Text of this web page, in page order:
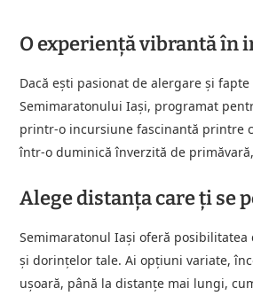
O experiență vibrantă în
Dacă ești pasionat de alergare și
Semimaratonului Iași, programat
printr-o incursiune fascinantă printre
într-o duminică înverzită de
Alege distanța care ți se
Semimaratonul Iași oferă
și dorințelor tale. Ai opțiuni variate,
ușoară, până la distanțe mai lungi,